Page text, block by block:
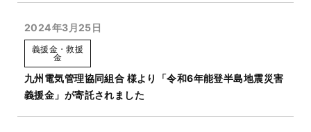
2024年3月25日
義援金・救援
金
九州電気管理協同組合 様より「令和6年能登半島地震災害
義援金」が寄託されました